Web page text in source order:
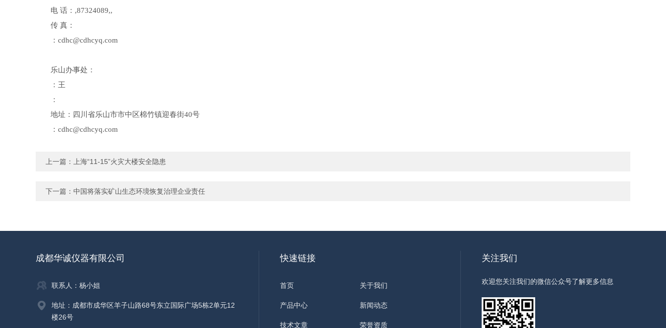
电 话： ,87324089,,
传 真：
： cdhc@cdhcyq.com
乐山办事处：
：王
：
地址：四川省乐山市市中区棉竹镇迎春街40号
： cdhc@cdhcyq.com
上一篇： 上海“11-15”火灾大楼安全隐患
下一篇： 中国将落实矿山生态环境恢复治理企业责任
成都华诚仪器有限公司
联系人：杨小姐
地址：成都市成华区羊子山路68号东立国际广场5栋2单元12
楼26号
快速链接
首页 关于我们
产品中心 新闻动态
技术文章 荣誉资质
关注我们
欢迎您关注我们的微信公众号了解更多信息